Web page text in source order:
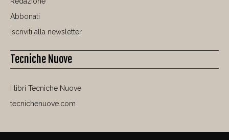
Abbonati
Iscriviti alla newsletter
Tecniche Nuove
I libri Tecniche Nuove
tecnichenuove.com